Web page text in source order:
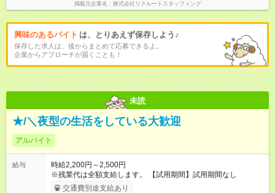
掲載元企業名 株式会社リクルートスタッフィング
興味のあるバイト は、とりあえず保存しよう♪
保存した求人は、後からまとめて応募できるよ。
企業からアプローチが届くことも！
未読
★/＼夜型の生活をしている大歓迎
アルバイト
給与
時給2,200円～2,500円
※残業代は全額支給します。 【試用期間】試用期間なし
交通費別途支給あり